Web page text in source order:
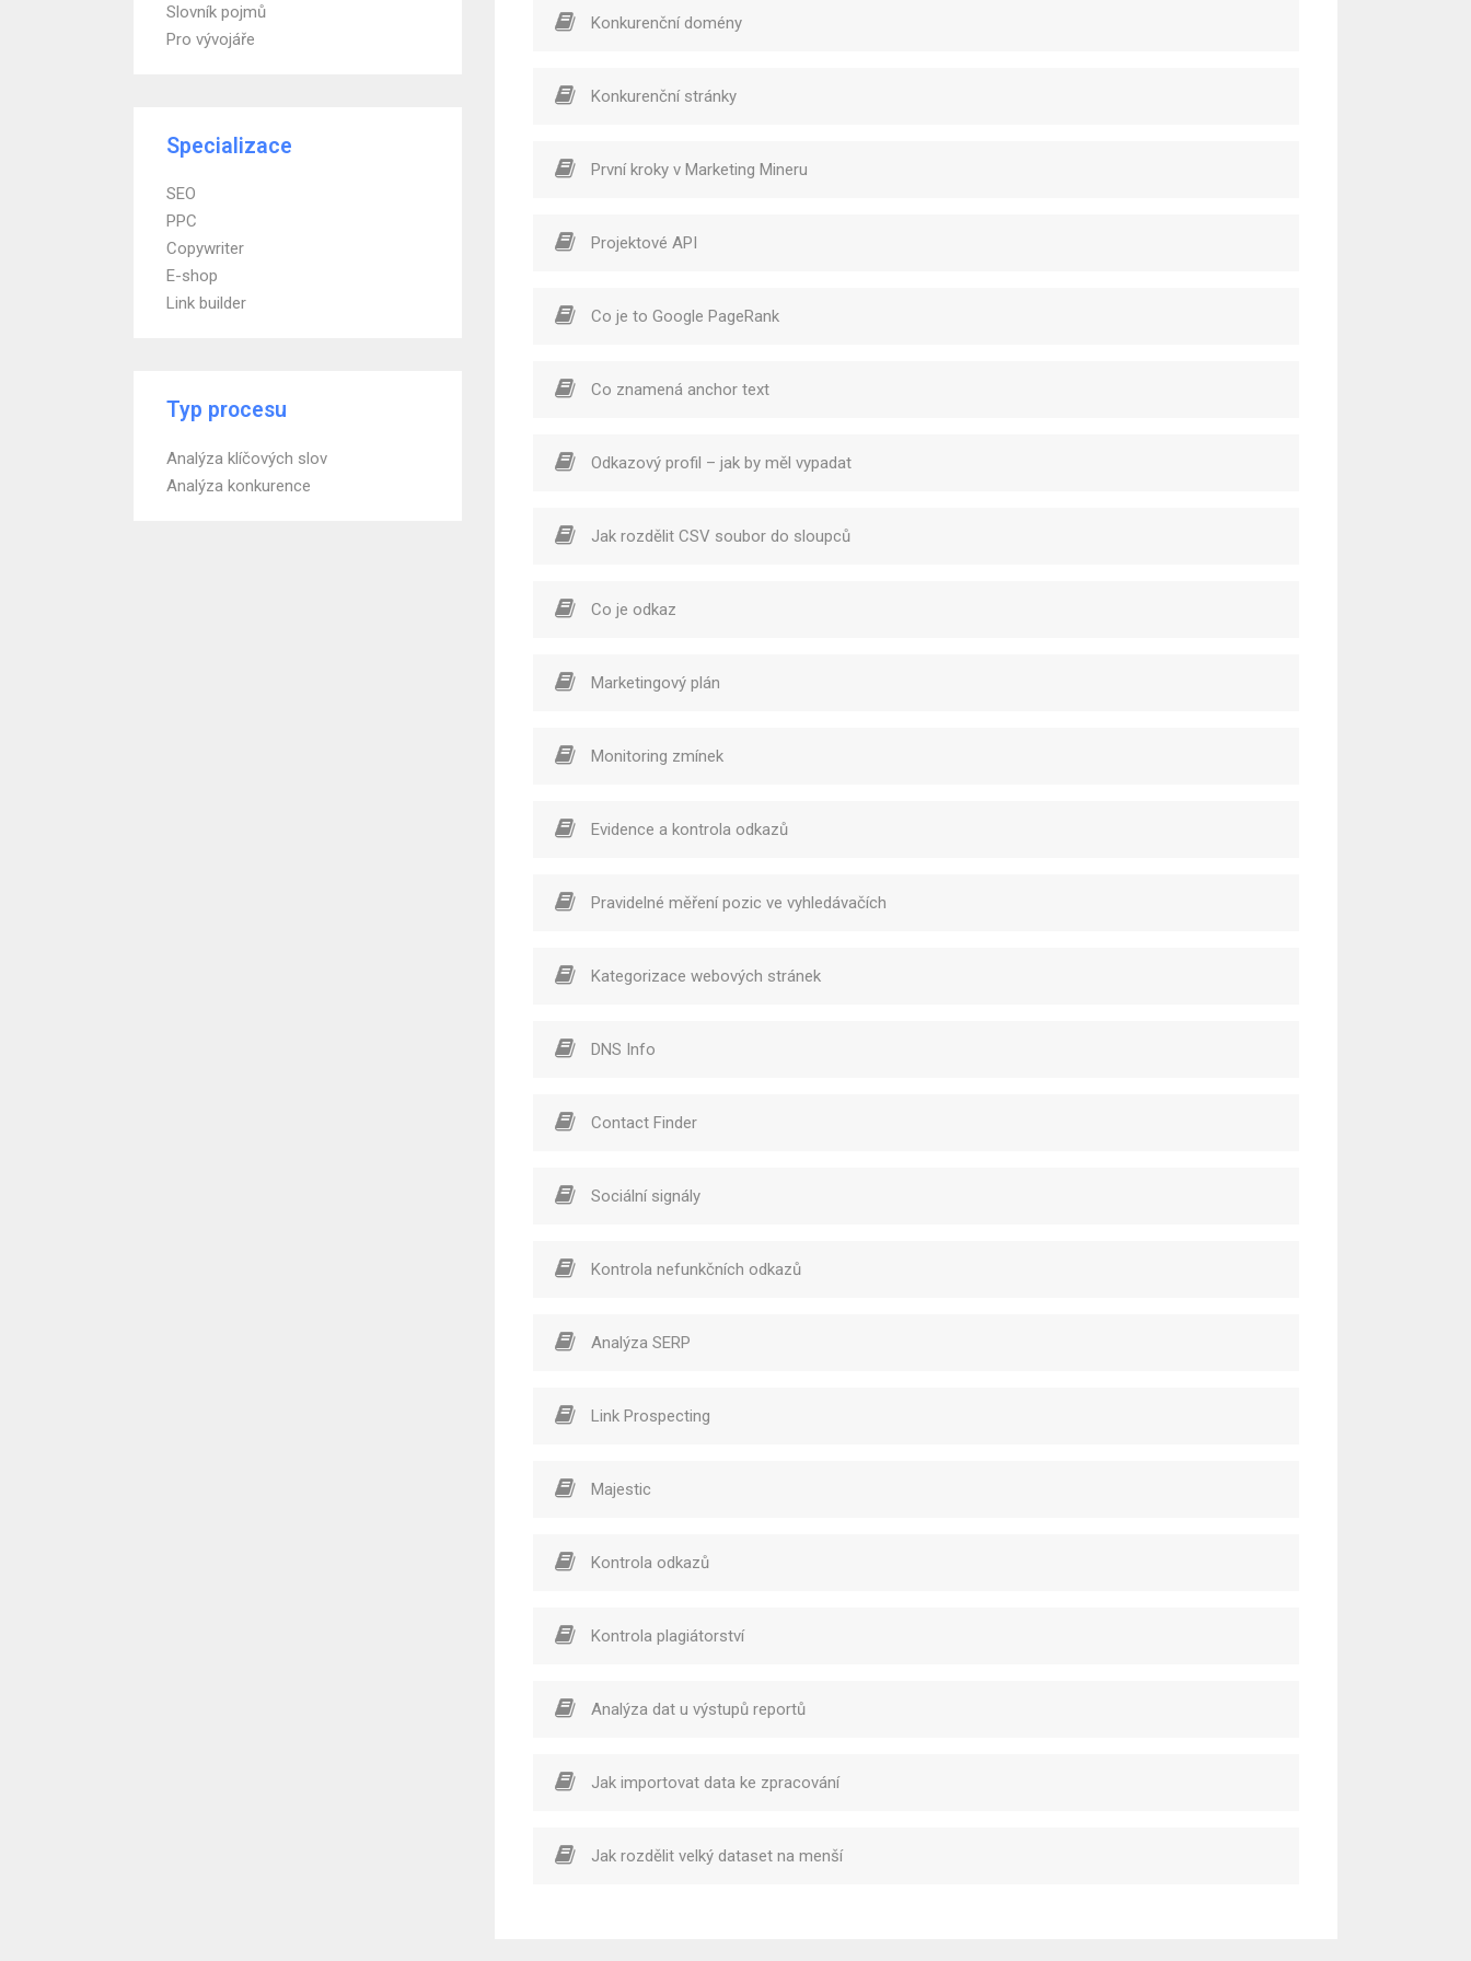
Slovník pojmů
Pro vývojáře
Specializace
SEO
PPC
Copywriter
E-shop
Link builder
Typ procesu
Analýza klíčových slov
Analýza konkurence
Konkurenční domény
Konkurenční stránky
První kroky v Marketing Mineru
Projektové API
Co je to Google PageRank
Co znamená anchor text
Odkazový profil – jak by měl vypadat
Jak rozdělit CSV soubor do sloupců
Co je odkaz
Marketingový plán
Monitoring zmínek
Evidence a kontrola odkazů
Pravidelné měření pozic ve vyhledávačích
Kategorizace webových stránek
DNS Info
Contact Finder
Sociální signály
Kontrola nefunkčních odkazů
Analýza SERP
Link Prospecting
Majestic
Kontrola odkazů
Kontrola plagiátorství
Analýza dat u výstupů reportů
Jak importovat data ke zpracování
Jak rozdělit velký dataset na menší